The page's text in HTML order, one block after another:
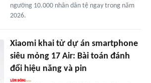
ngưỡng 10.000 nhân dân tệ ngay trong năm
2026.
Xiaomi khai tử dự án smartphone
siêu mỏng 17 Air: Bài toán đánh
đổi hiệu năng và pin